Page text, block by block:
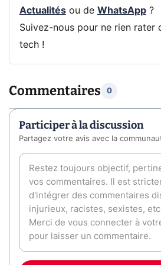
Actualitésou de WhatsApp?
Suivez-nous pour ne rien rater
tech !
Commentaires 0
Participer à la discussion
Partagez votre avis avec la